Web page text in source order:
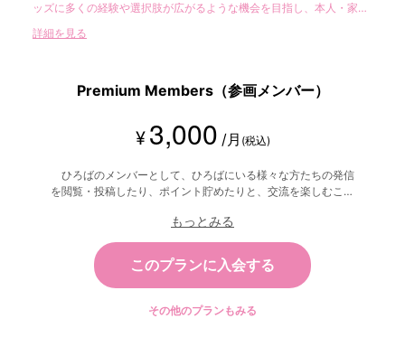
ッズに多くの経験や選択肢が広がるような機会を目指し、本人・家
族・支援者・一般の方の多くが、ゆっくり参加できる場（サロン）を
詳細を見る
Premium Members（参画メンバー）
¥ 3,000 /月 (税込)
ひろばのメンバーとして、ひろばにいる様々な方たちの発信
を閲覧・投稿したり、ポイント貯めたりと、交流を楽しむこと
（参画は希望者のみで必須ではありません）大きく応援して下
さる方に御利用頂けたら嬉しいです。 ※頂いた利用料はスペシ
ャルキッズひろばの運営に使用致します
もっとみる
このプランに入会する
その他のプランもみる